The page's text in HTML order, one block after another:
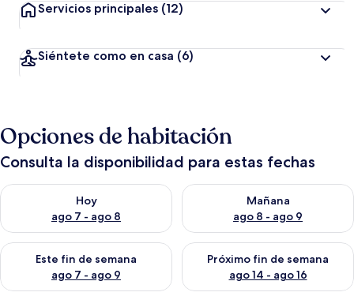
Servicios principales (12)
Siéntete como en casa (6)
Opciones de habitación
Consulta la disponibilidad para estas fechas
Hoy
ago 7 - ago 8
Consulta la disponibilidad para hoy ago 7 - ago 8
Mañana
ago 8 - ago 9
Consulta la disponibilidad
Este fin de semana
ago 7 - ago 9
Consulta la disponibilidad para este fin de semana ago 7 -
Próximo fin de semana
ago 14 - ago 16
Consulta la disponibilidad